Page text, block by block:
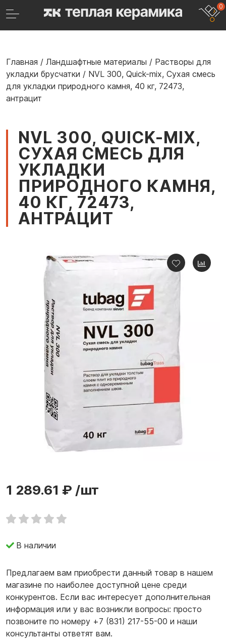
0
Главная / Ландшафтные материалы / Растворы для
укладки брусчатки / NVL 300, Quick-mix, Сухая смесь
для укладки природного камня, 40 кг, 72473,
антрацит
NVL 300, QUICK-MIX,
СУХАЯ СМЕСЬ ДЛЯ
УКЛАДКИ
ПРИРОДНОГО КАМНЯ,
40 КГ, 72473,
АНТРАЦИТ
1 289.61 ₽ /шт
В наличии
Предлагаем вам приобрести данный товар в нашем
магазине по наиболее доступной цене среди
конкурентов. Если вас интересует дополнительная
информация или у вас возникли вопросы: просто
позвоните по номеру +7 (831) 217-55-00 и наши
консультанты ответят вам.